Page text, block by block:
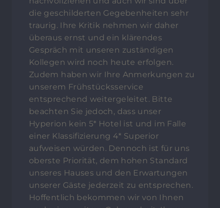
die geschilderten Gegebenheiten sehr
traurig. Ihre Kritik nehmen wir daher
überaus ernst und ein klärendes
Gespräch mit unseren zuständigen
Kollegen wird noch heute erfolgen.
Zudem haben wir Ihre Anmerkungen zu
unserem Frühstücksservice
entsprechend weitergeleitet. Bitte
beachten Sie jedoch, dass unser
Hyperion kein 5* Hotel ist und im Falle
einer Klassifizierung 4* Superior
aufweisen würden. Dennoch ist für uns
oberste Priorität, dem hohen Standard
unseres Hauses und den Erwartungen
unserer Gäste jederzeit zu entsprechen.
Hoffentlich bekommen wir von Ihnen